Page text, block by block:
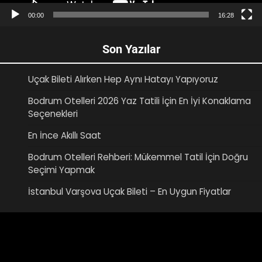
00:00 16:28
Son Yazılar
Uçak Bileti Alırken Hep Aynı Hatayı Yapıyoruz
Bodrum Otelleri 2026 Yaz Tatili İçin En İyi Konaklama
Seçenekleri
En İnce Akıllı Saat
Bodrum Otelleri Rehberi: Mükemmel Tatil İçin Doğru
Seçimi Yapmak
İstanbul Varşova Uçak Bileti – En Uygun Fiyatlar